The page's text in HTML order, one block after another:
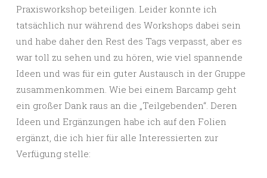
Praxisworkshop beteiligen. Leider konnte ich
tatsächlich nur während des Workshops dabei sein
und habe daher den Rest des Tags verpasst, aber es
war toll zu sehen und zu hören, wie viel spannende
Ideen und was für ein guter Austausch in der Gruppe
zusammenkommen. Wie bei einem Barcamp geht
ein großer Dank raus an die „Teilgebenden“. Deren
Ideen und Ergänzungen habe ich auf den Folien
ergänzt, die ich hier für alle Interessierten zur
Verfügung stelle: